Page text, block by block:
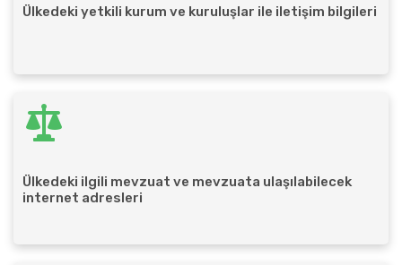
Ülkedeki yetkili kurum ve kuruluşlar ile iletişim bilgileri
Ülkedeki ilgili mevzuat ve mevzuata ulaşılabilecek
internet adresleri